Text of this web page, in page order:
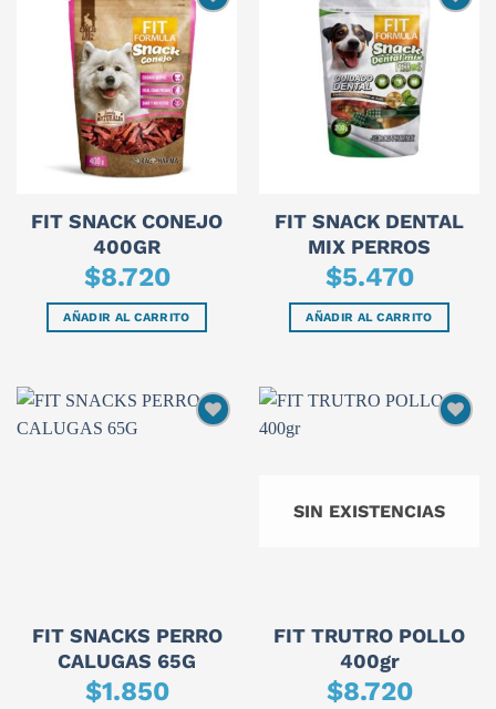
FIT SNACK CONEJO
400GR
$8.720
AÑADIR AL CARRITO
FIT SNACK DENTAL
MIX PERROS
$5.470
AÑADIR AL CARRITO
FIT SNACKS PERRO
CALUGAS 65G
$1.850
SIN EXISTENCIAS
FIT TRUTRO POLLO
400gr
$8.720